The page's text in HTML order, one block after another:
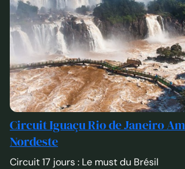
Circuit Iguaçu Rio de Janeiro
Nordeste
Circuit 17 jours : Le must du Brésil